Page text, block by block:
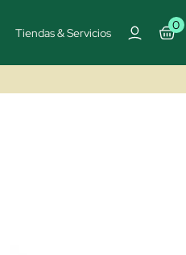
Tiendas & Servicios
0